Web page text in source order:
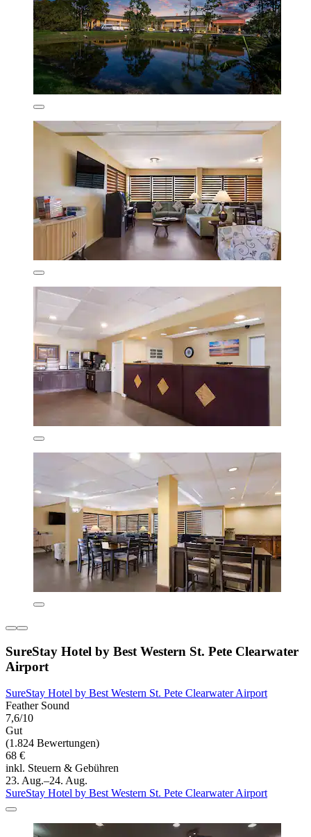
SureStay Hotel by Best Western St. Pete Clearwater
Airport
SureStay Hotel by Best Western St. Pete Clearwater Airport
Feather Sound
7,6/10
Gut
(1.824 Bewertungen)
68 €
inkl. Steuern & Gebühren
23. Aug.–24. Aug.
SureStay Hotel by Best Western St. Pete Clearwater Airport